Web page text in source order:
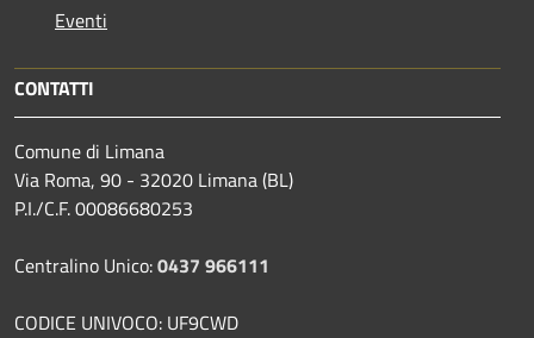
Eventi
CONTATTI
Comune di Limana
Via Roma, 90 - 32020 Limana (BL)
P.I./C.F. 00086680253
Centralino Unico:0437 966111
CODICE UNIVOCO: UF9CWD